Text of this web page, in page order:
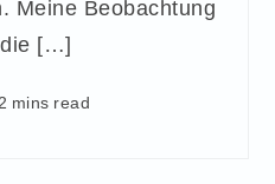
Meine Beobachtung
die […]
2 mins read